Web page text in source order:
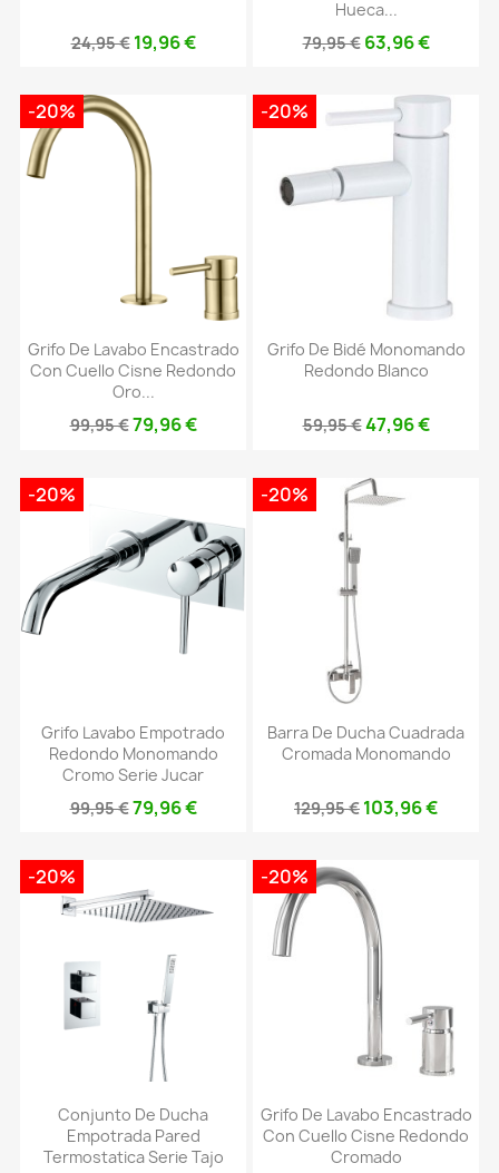
24,95 € 19,96 €
Hueca...
79,95 € 63,96 €
Grifo De Lavabo Encastrado
Con Cuello Cisne Redondo
Oro...
99,95 €79,96 €
-20%
Grifo De Bidé Monomando
Redondo Blanco
59,95 €47,96 €
-20%
Grifo Lavabo Empotrado
Redondo Monomando
Cromo Serie Jucar
99,95 €79,96 €
-20%
Barra De Ducha Cuadrada
Cromada Monomando
129,95 € 103,96 €
-20%
Conjunto De Ducha
Empotrada Pared
Termostatica Serie Tajo
-20%
Grifo De Lavabo Encastrado
Con Cuello Cisne Redondo
Cromado
-20%